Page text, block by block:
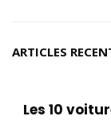
ARTICLES
Les 10